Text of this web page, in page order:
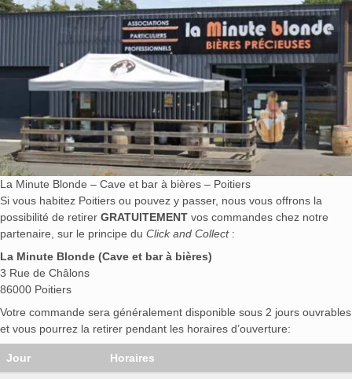
La Minute Blonde – Cave et bar à bières – Poitiers
Si vous habitez Poitiers ou pouvez y passer, nous vous offrons la
possibilité de retirer GRATUITEMENT vos commandes chez notre
partenaire, sur le principe du Click and Collect:
La Minute Blonde (Cave et bar à bières)
3 Rue de Châlons
86000 Poitiers
Votre commande sera généralement disponible sous 2 jours ouvrables
et vous pourrez la retirer pendant les horaires d’ouverture:
Jour Horaires